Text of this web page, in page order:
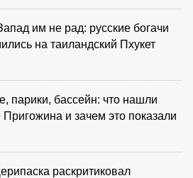
им не рад: русские богачи
на таиландский Пхукет
парики, бассейн: что нашли
и зачем это показали
раскритиковал